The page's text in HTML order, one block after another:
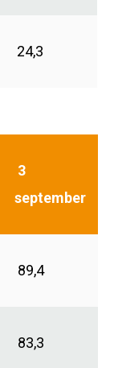
24,3
3
september
89,4
83,3